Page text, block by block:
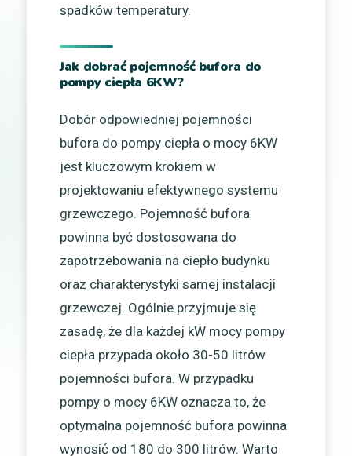
spadków temperatury.
Jak dobrać pojemność bufora do
pompy ciepła 6KW?
Dobór odpowiedniej pojemności
bufora do pompy ciepła o mocy 6KW
jest kluczowym krokiem w
projektowaniu efektywnego systemu
grzewczego. Pojemność bufora
powinna być dostosowana do
zapotrzebowania na ciepło budynku
oraz charakterystyki samej instalacji
grzewczej. Ogólnie przyjmuje się
zasadę, że dla każdej kW mocy pompy
ciepła przypada około 30-50 litrów
pojemności bufora. W przypadku
pompy o mocy 6KW oznacza to, że
optymalna pojemność bufora powinna
wynosić od 180 do 300 litrów. Warto